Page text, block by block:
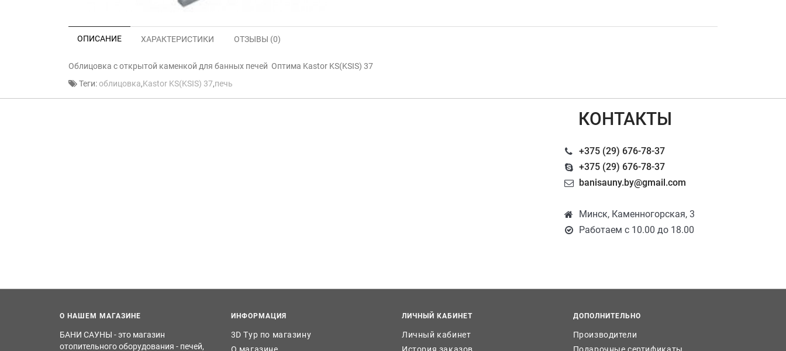
ОПИСАНИЕ ХАРАКТЕРИСТИКИ ОТЗЫВЫ (0)
Облицовка с открытой каменкой для банных печей Оптима Kastor KS(KSIS) 37
Теги:облицовка,Kastor KS(KSIS) 37,печь
КОНТАКТЫ
+375 (29) 676-78-37
+375 (29) 676-78-37
banisauny.by@gmail.com
Минск, Каменногорская, 3
Работаем с 10.00 до 18.00
О НАШЕМ МАГАЗИНЕ
БАНИ САУНЫ - это магазин
отопительного оборудования - печей,
ИНФОРМАЦИЯ
3D Тур по магазину
О магазине
ЛИЧНЫЙ КАБИНЕТ
Личный кабинет
История заказов
ДОПОЛНИТЕЛЬНО
Производители
Подарочные сертификаты